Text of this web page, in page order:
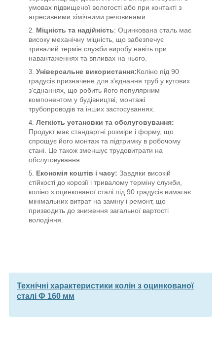
умовах підвищеної вологості або при контакті з
агресивними хімічними речовинами.
Міцність та надійність: Оцинкована сталь має
високу механічну міцність, що забезпечує
тривалий термін служби виробу навіть при
навантаженнях та впливах на нього.
Універсальне використання:Коліно під 90
градусів призначене для з'єднання труб у кутових
з'єднаннях, що робить його популярним
компонентом у будівництві, монтажі
трубопроводів та інших застосуваннях.
Легкість установки та обслуговування:
Продукт має стандартні розміри і форму, що
спрощує його монтаж та підтримку в робочому
стані. Це також зменшує трудовитрати на
обслуговування.
Економія коштів і часу: Завдяки високій
стійкості до корозії і тривалому терміну служби,
коліно з оцинкованої сталі під 90 градусів вимагає
мінімальних витрат на заміну і ремонт, що
призводить до зниження загальної вартості
володіння.
Технічні характеристики колін з оцинкованої
сталі Ф 160 мм